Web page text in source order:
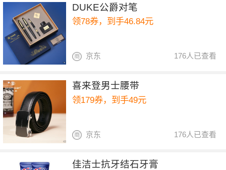
DUKE公爵对笔
领78券，到手46.84元
176人已查看
京东
喜来登男士腰带
领179券，到手49元
176人已查看
京东
佳洁士抗牙结石牙膏